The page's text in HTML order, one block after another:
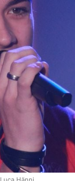
Luca Hänni